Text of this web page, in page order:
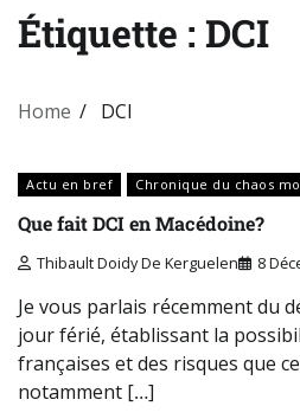
Étiquette : DCI
Home DCI
Actu en bref Chronique du chaos
Que fait DCI en Macédoine?
Thibault Doidy De Kerguelen 8
Je vous parlais récemment du
jour férié, établissant la
françaises et des risques que
notamment […]